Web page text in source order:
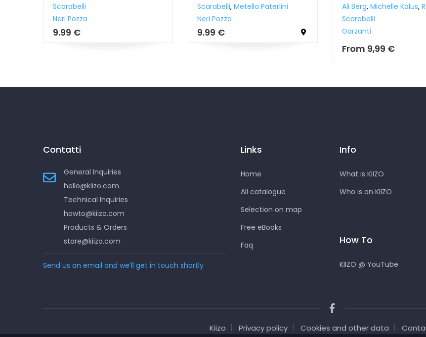
Scarabelli
Neri Pozza
9.99 €
Scarabelli,Metella Paterlini
Neri Pozza
9.99 €
Ali Berg,Michelle Kalus,
Scarabelli
Garzanti
From9,99 €
Contatti
General Inquiries
hello@kiizo.com
Technical Inquiries
howto@kiizo.com
Products & Orders
store@kiizo.com
Send us an email and we’ll get in touch shortly
Links
Home
All catalogue
Selection on map
Free eBooks
Faq
Info
What is KIIZO
Who is on KIIZO
How To
KIIZO @ YouTube
Kiizo Privacy policy Cookies and other data